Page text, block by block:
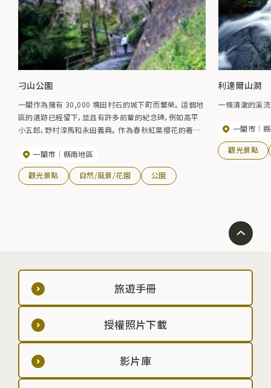
刁山公園
一關作為擁有 30,000 塊田村石的城下町而繁榮。 這個地
區的遺跡已經留下，並且有許多前輩的紀念碑，例如高平
小五郎，野村淳馬和永田義典。 作為春秋紅葉櫻花的著名
將在櫻花盛開期間被點亮。
一關市 縣南地區
觀光景點 自然/風景/花園 公園
利達爾山澗
一條清澈的溪
一關市
觀光景點
旅遊手冊
授權照片下載
影片庫